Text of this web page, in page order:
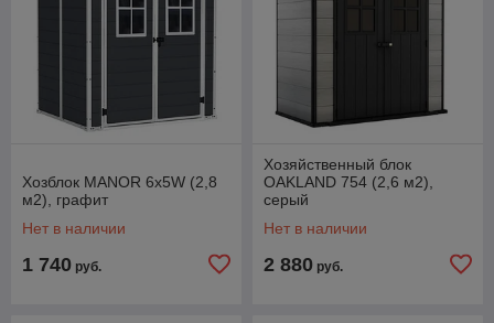
Хозблок MANOR 6х5W (2,8
м2), графит
Нет в наличии
1 740 руб.
Хозяйственный блок
OAKLAND 754 (2,6 м2),
серый
Нет в наличии
2 880 руб.